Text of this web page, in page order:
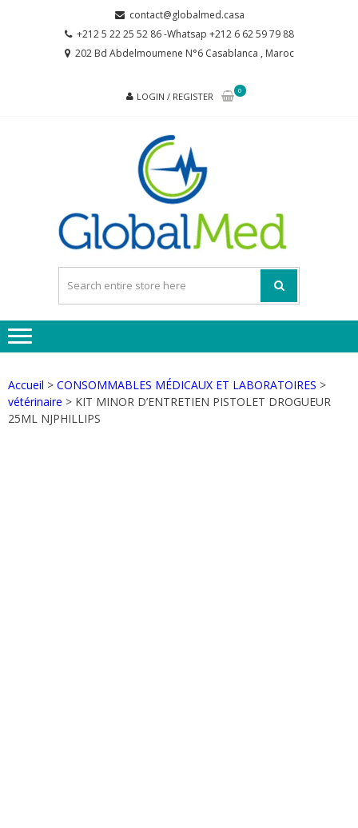
contact@globalmed.casa
+212 5 22 25 52 86 -Whatsap +212 6 62 59 79 88
202 Bd Abdelmoumene N°6 Casablanca , Maroc
LOGIN / REGISTER
0
Accueil > CONSOMMABLES MÉDICAUX ET LABORATOIRES >
vétérinaire > KIT MINOR D’ENTRETIEN PISTOLET DROGUEUR
25ML NJPHILLIPS